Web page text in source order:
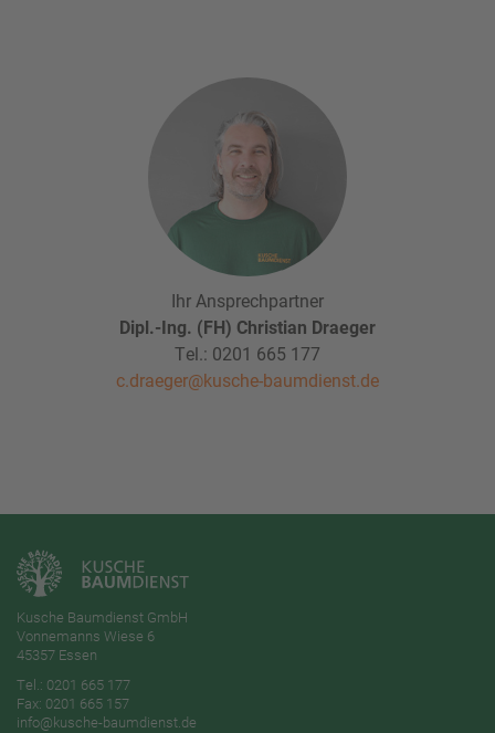
Ihr Ansprechpartner
Dipl.-Ing. (FH) Christian Draeger
Tel.: 0201 665 177
c.draeger@kusche-baumdienst.de
Kusche Baumdienst GmbH
Vonnemanns Wiese 6
45357 Essen
Tel.: 0201 665 177
Fax: 0201 665 157
info@kusche-baumdienst.de